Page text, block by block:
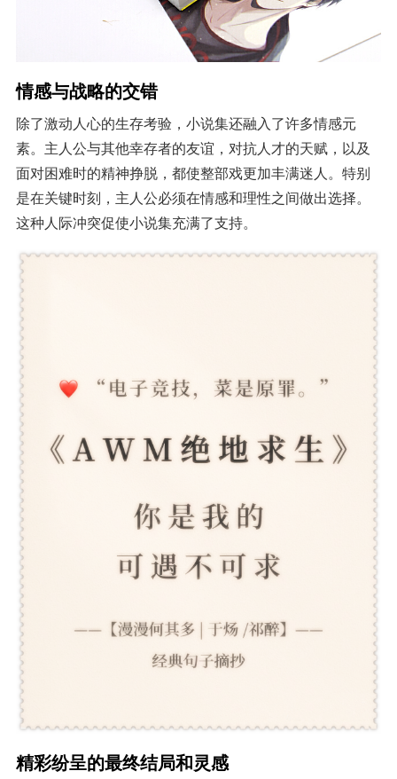
情感与战略的交错
除了激动人心的生存考验，小说集还融入了许多情感元
素。主人公与其他幸存者的友谊，对抗人才的天赋，以及
面对困难时的精神挣脱，都使整部戏更加丰满迷人。特别
是在关键时刻，主人公必须在情感和理性之间做出选择。
这种人际冲突促使小说集充满了支持。
精彩纷呈的最终结局和灵感